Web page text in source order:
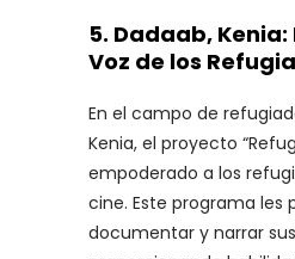
5. Dadaab, Kenia:
Voz de los
En el campo de
Kenia, el proyecto
empoderado a los
cine. Este programa les
documentar y narrar